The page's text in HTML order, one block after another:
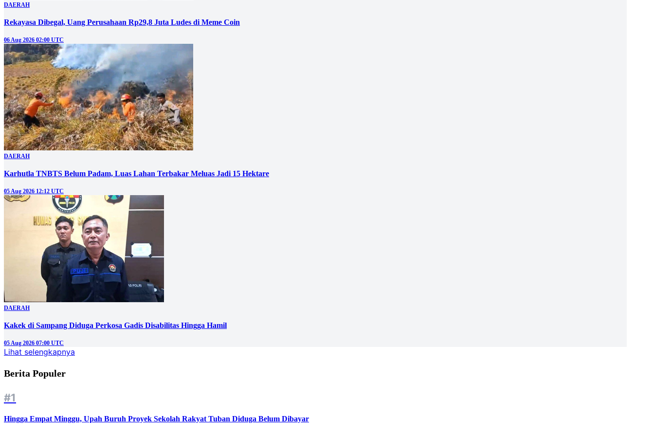
DAERAH
Rekayasa Dibegal, Uang Perusahaan Rp29,8 Juta Ludes di Meme Coin
06 Aug 2026 02:00 UTC
DAERAH
Karhutla TNBTS Belum Padam, Luas Lahan Terbakar Meluas Jadi 15 Hektare
05 Aug 2026 12:12 UTC
DAERAH
Kakek di Sampang Diduga Perkosa Gadis Disabilitas Hingga Hamil
05 Aug 2026 07:00 UTC
Lihat selengkapnya
Berita Populer
#1
Hingga Empat Minggu, Upah Buruh Proyek Sekolah Rakyat Tuban Diduga Belum Dibayar